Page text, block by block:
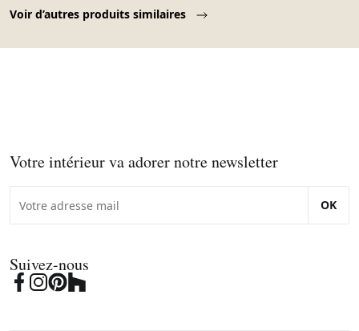
Voir d’autres produits similaires
Votre intérieur va adorer notre newsletter
OK
Suivez-nous